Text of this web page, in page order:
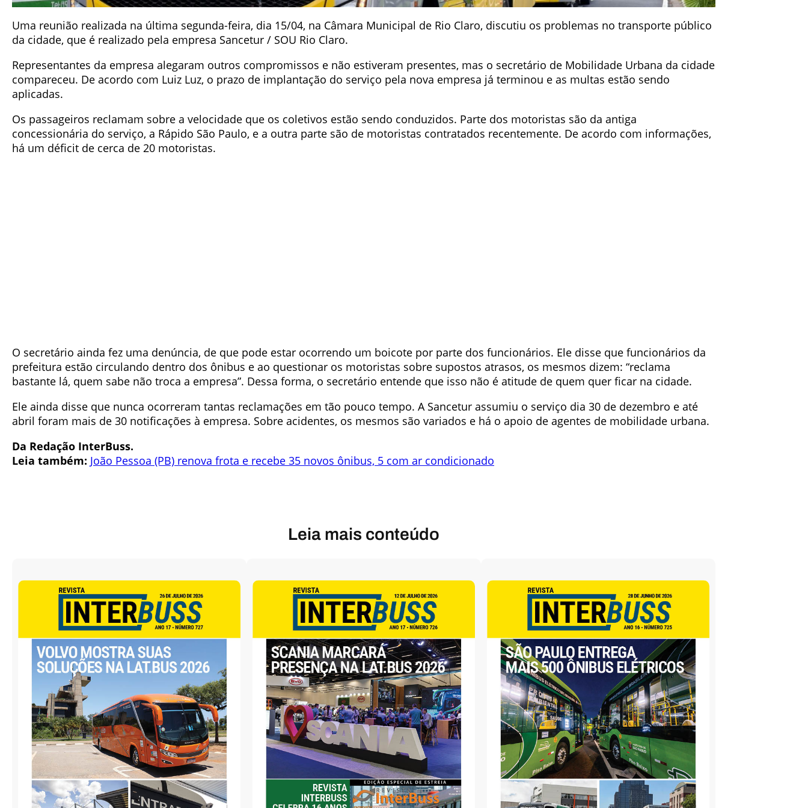
Uma reunião realizada na última segunda-feira, dia 15/04, na Câmara Municipal de Rio Claro, discutiu os problemas no transporte público
da cidade, que é realizado pela empresa Sancetur / SOU Rio Claro.
Representantes da empresa alegaram outros compromissos e não estiveram presentes, mas o secretário de Mobilidade Urbana da cidade
compareceu. De acordo com Luiz Luz, o prazo de implantação do serviço pela nova empresa já terminou e as multas estão sendo
aplicadas.
Os passageiros reclamam sobre a velocidade que os coletivos estão sendo conduzidos. Parte dos motoristas são da antiga
concessionária do serviço, a Rápido São Paulo, e a outra parte são de motoristas contratados recentemente. De acordo com informações,
há um déficit de cerca de 20 motoristas.
O secretário ainda fez uma denúncia, de que pode estar ocorrendo um boicote por parte dos funcionários. Ele disse que funcionários da
prefeitura estão circulando dentro dos ônibus e ao questionar os motoristas sobre supostos atrasos, os mesmos dizem: “reclama
bastante lá, quem sabe não troca a empresa”. Dessa forma, o secretário entende que isso não é atitude de quem quer ficar na cidade.
Ele ainda disse que nunca ocorreram tantas reclamações em tão pouco tempo. A Sancetur assumiu o serviço dia 30 de dezembro e até
abril foram mais de 30 notificações à empresa. Sobre acidentes, os mesmos são variados e há o apoio de agentes de mobilidade urbana.
Da Redação InterBuss.
Leia também: João Pessoa (PB) renova frota e recebe 35 novos ônibus, 5 com ar condicionado
Leia mais conteúdo